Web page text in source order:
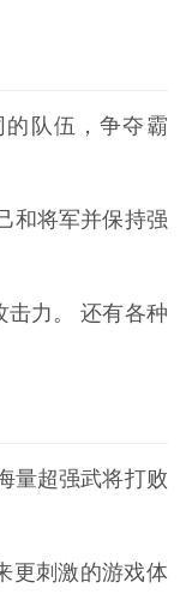
队伍，争夺霸
和将军并保持强
击力。 还有各种
量超强武将打败
更刺激的游戏体